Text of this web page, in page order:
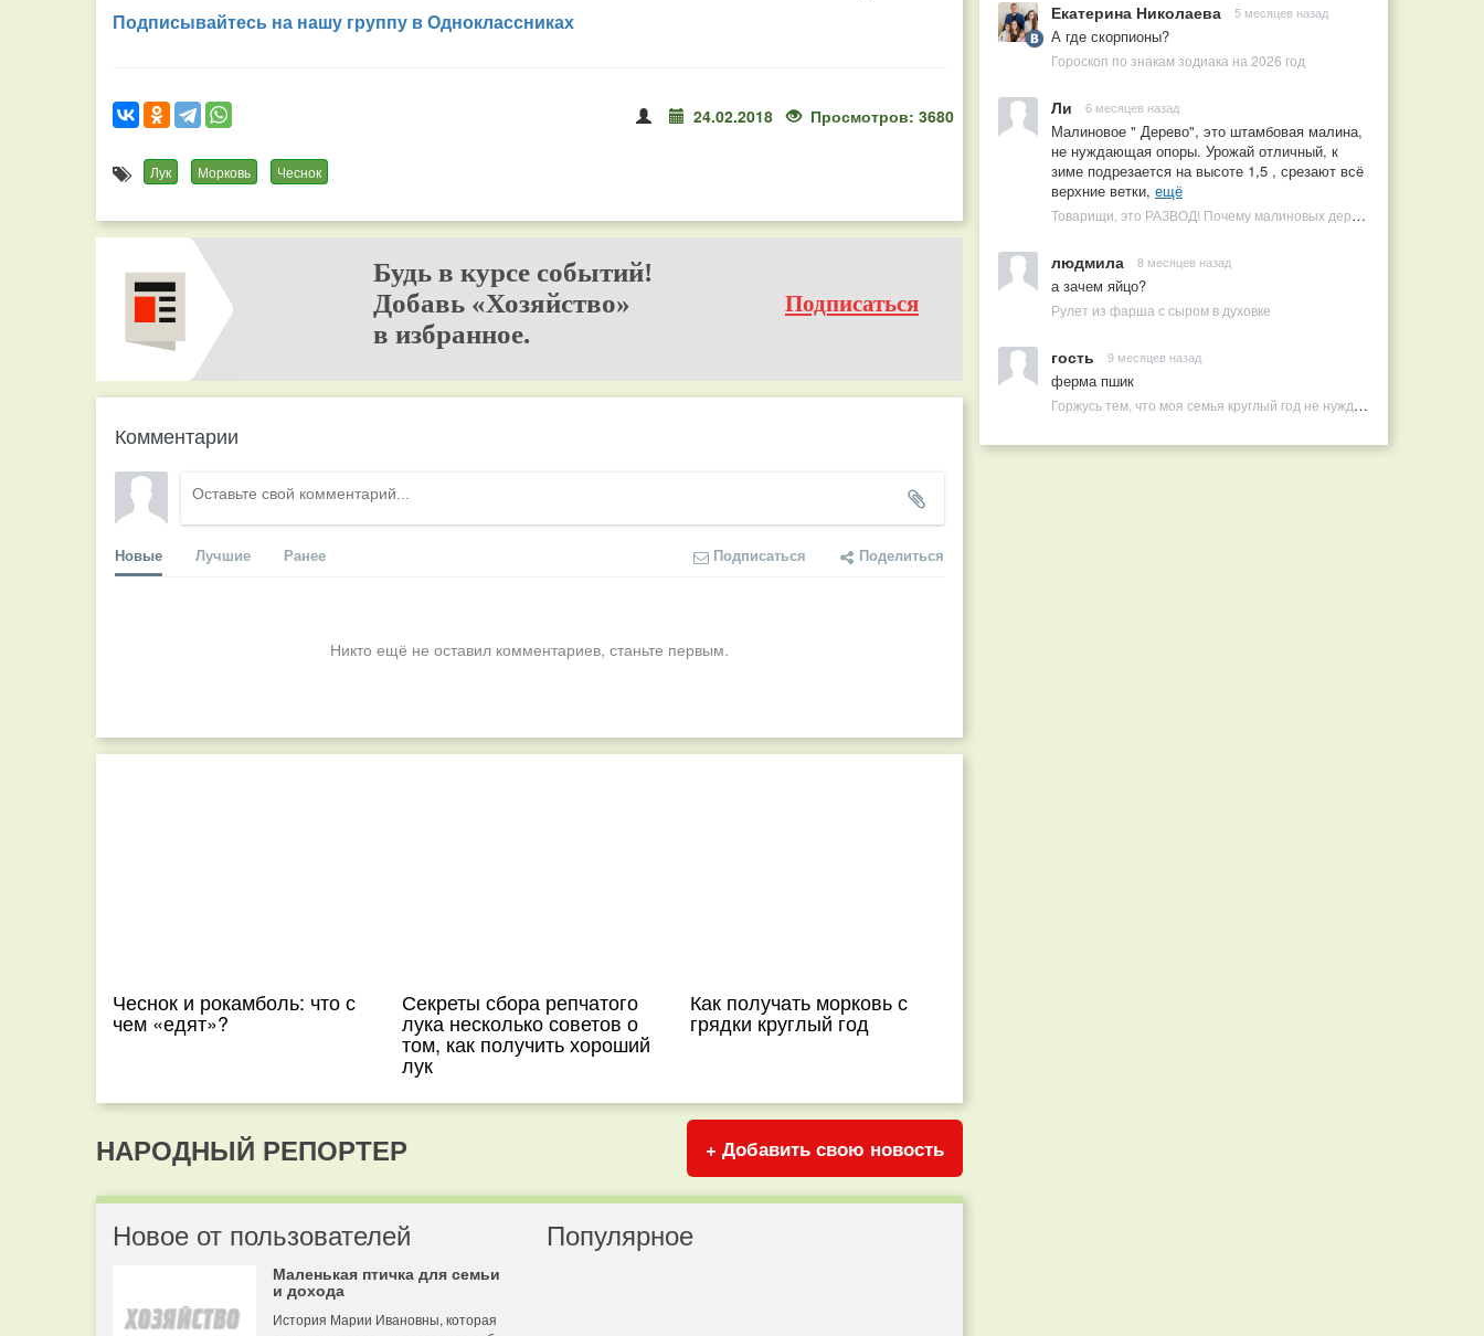
Подписывайтесь на нашу группу в Одноклассниках
24.02.2018 Просмотров: 3680
Лук Морковь Чеснок
Будь в курсе событий!
Добавь «Хозяйство»
в избранное.
Подписаться
Комментарии
Новые Лучшие Ранее Подписаться Поделиться
Никто ещё не оставил комментариев, станьте первым.
Чеснок и рокамболь: что с
чем «едят»?
Секреты сбора репчатого
лука несколько советов о
том, как получить хороший
лук
Как получать морковь с
грядки круглый год
НАРОДНЫЙ РЕПОРТЕР + Добавить свою новость
Новое от пользователей
Маленькая птичка для семьи
и дохода
История Марии Ивановны, которая
Популярное
Екатерина Николаева 5 месяцев назад
А где скорпионы?
Гороскоп по знакам зодиака на 2026 год
Ли 6 месяцев назад
Малиновое " Дерево", это штамбовая малина,
не нуждающая опоры. Урожай отличный, к
зиме подрезается на высоте 1,5 , срезают всё
верхние ветки, ещё
Товарищи, это РАЗВОД! Почему малиновых деревьев не бывает, или Как ушлые продавцы наживаются на мечтах садоводов
людмила 8 месяцев назад
а зачем яйцо?
Рулет из фарша с сыром в духовке
гость 9 месяцев назад
ферма пшик
Горжусь тем, что моя семья круглый год не нуждается в покупных витаминах